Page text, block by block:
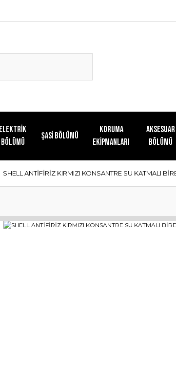
ELEKTRİK
BÖLÜMÜ
ŞASİ BÖLÜMÜ
KORUMA
EKİPMANLARI
AKSESUAR
BÖLÜMÜ
SHELL ANTİFİRİZ KIRMIZI KONSANTRE SU KATMALI